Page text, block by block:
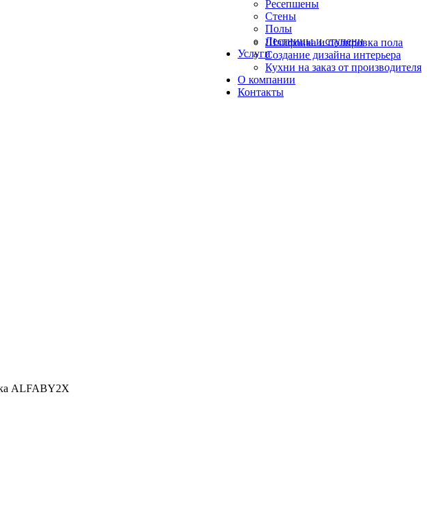
Ресепшены
Стены
Полы
Лестницы и ступени
Услуги
Шлифовка и полировка пола
Создание дизайна интерьера
Кухни на заказ от производителя
О компании
Контакты
ALFABY2X